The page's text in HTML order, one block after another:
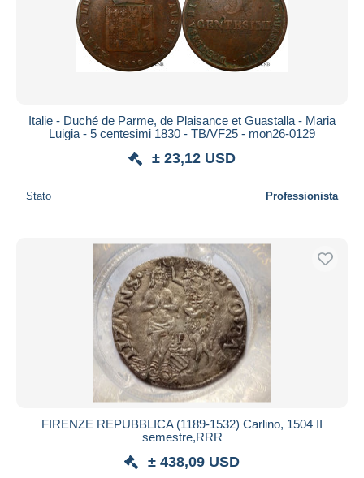
Italie - Duché de Parme, de Plaisance et Guastalla - Maria
Luigia - 5 centesimi 1830 - TB/VF25 - mon26-0129
± 23,12 USD
Stato Professionista
FIRENZE REPUBBLICA (1189-1532) Carlino, 1504 II
semestre,RRR
± 438,09 USD